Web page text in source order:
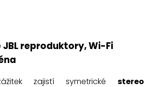
reproduktory, Wi-Fi
zajistí symetrické stereo